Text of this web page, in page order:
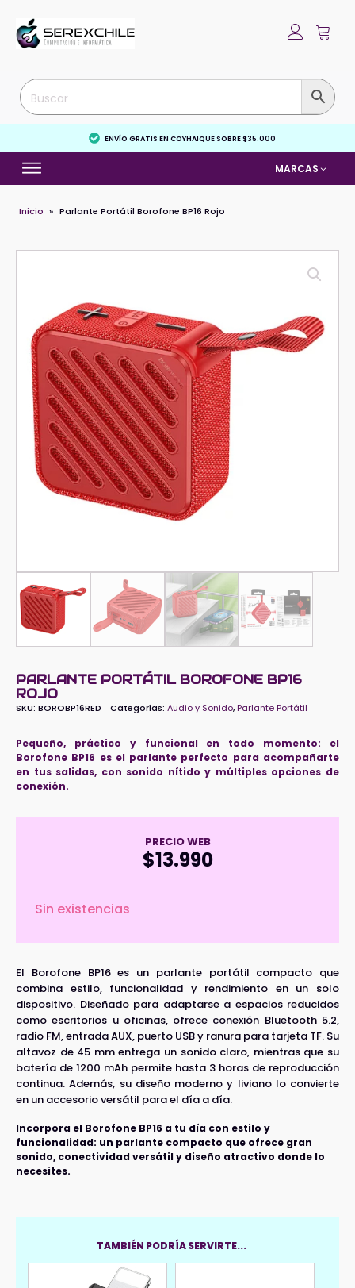
ENVÍO GRATIS EN COYHAIQUE SOBRE $35.000
MARCAS
Inicio » Parlante Portátil Borofone BP16 Rojo
PARLANTE PORTÁTIL BOROFONE BP16
ROJO
SKU: BOROBP16RED Categorías: Audio y Sonido, Parlante Portátil
Pequeño, práctico y funcional en todo momento: el
Borofone BP16 es el parlante perfecto para acompañarte
en tus salidas, con sonido nítido y múltiples opciones de
conexión.
PRECIO WEB
$13.990
Sin existencias
El Borofone BP16 es un parlante portátil compacto que
combina estilo, funcionalidad y rendimiento en un solo
dispositivo. Diseñado para adaptarse a espacios reducidos
como escritorios u oficinas, ofrece conexión Bluetooth 5.2,
radio FM, entrada AUX, puerto USB y ranura para tarjeta TF. Su
altavoz de 45 mm entrega un sonido claro, mientras que su
batería de 1200 mAh permite hasta 3 horas de reproducción
continua. Además, su diseño moderno y liviano lo convierte
en un accesorio versátil para el día a día.
Incorpora el Borofone BP16 a tu día con estilo y
funcionalidad: un parlante compacto que ofrece gran
sonido, conectividad versátil y diseño atractivo donde lo
necesites.
TAMBIÉN PODRÍA SERVIRTE...